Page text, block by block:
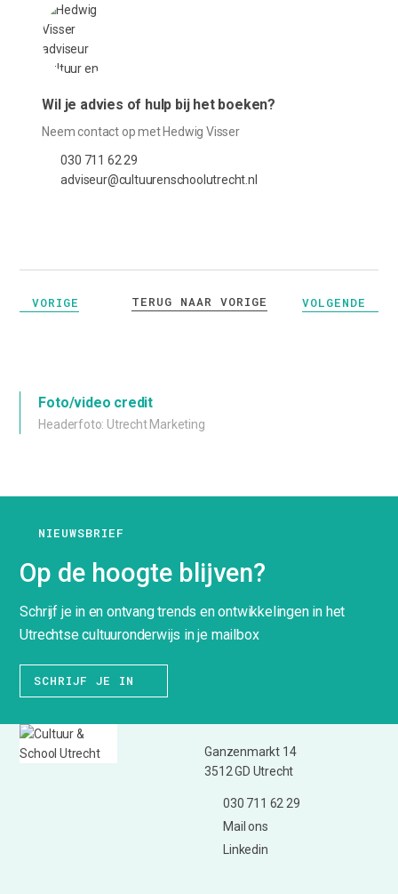
Wil je advies of hulp bij het boeken?
Neem contact op met Hedwig Visser
030 711 62 29
adviseur@cultuurenschoolutrecht.nl
VORIGE TERUG NAAR VORIGE VOLGENDE
Foto/video credit
Headerfoto: Utrecht Marketing
NIEUWSBRIEF
Op de hoogte blijven?
Schrijf je in en ontvang trends en ontwikkelingen in het
Utrechtse cultuuronderwijs in je mailbox
SCHRIJF JE IN
Ganzenmarkt 14
3512 GD Utrecht
030 711 62 29
Mail ons
Linkedin